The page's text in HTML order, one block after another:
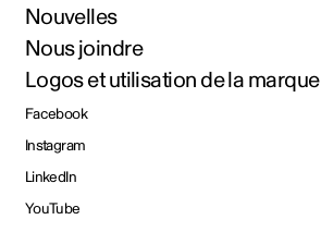
Nouvelles
Nous joindre
Logos et utilisation de la marque
Facebook
Instagram
LinkedIn
YouTube